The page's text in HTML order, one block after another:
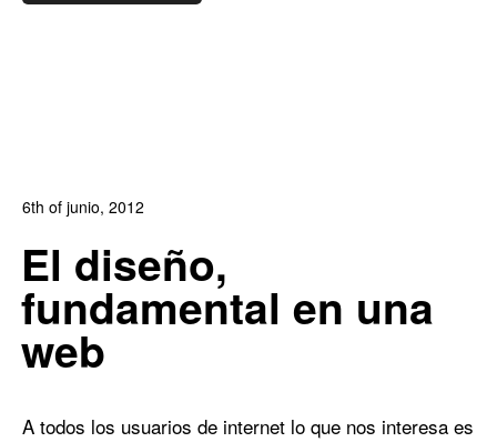
6th of junio, 2012
El diseño,
fundamental en una
web
A todos los usuarios de internet lo que nos interesa es